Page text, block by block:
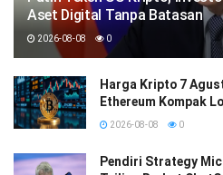
Aset Digital Tanpa Batasan
2026-08-08 0
Harga Kripto 7
Ethereum Kompak
2026-08-08 0
Pendiri Strategy